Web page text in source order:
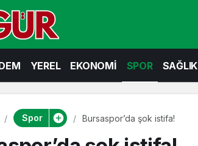
YEREL EKONOMİ SPOR SAĞLIK
Spor Bursaspor’da şok istifa!